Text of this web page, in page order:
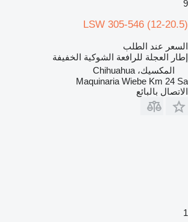
9
LSW 305-546 (12-20.5)
السعر عند الطلب
إطار العجلة للرافعة الشوكية الخفيفة
المكسيك، Chihuahua
Maquinaria Wiebe Km 24 Sa
الاتصال بالبائع
1